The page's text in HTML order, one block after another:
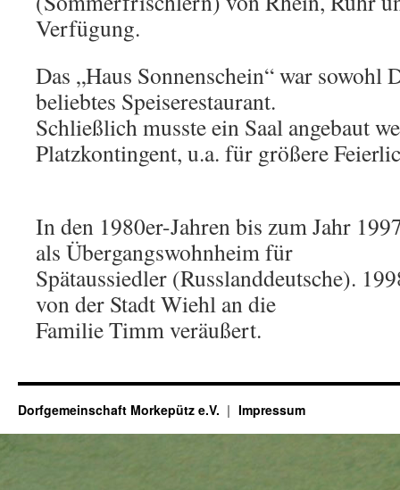
Verfügung.
Das „Haus Sonnenschein“ war sowohl
beliebtes Speiserestaurant.
Schließlich musste ein Saal angebaut
Platzkontingent, u.a. für größere
In den 1980er-Jahren bis zum Jahr
als Übergangswohnheim für
Spätaussiedler (Russlanddeutsche).
von der Stadt Wiehl an die
Familie Timm veräußert.
Dorfgemeinschaft Morkepütz e.V. Impressum